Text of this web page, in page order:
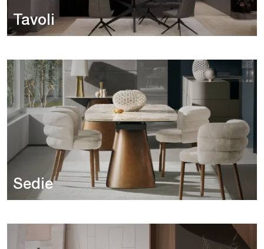
Tavoli
Sedie